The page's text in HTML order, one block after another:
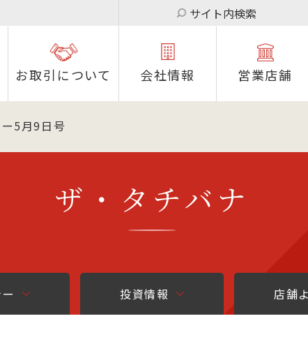
サイト内検索
お取引について 会社情報 営業店舗
5月9日号
ザ・タチバナ
投資情報 店舗